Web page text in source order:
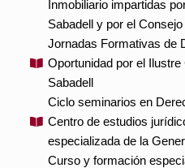
Inmobiliario impartidas
Sabadell y por el
Jornadas Formativas de
Oportunidad por el
Sabadell
Ciclo seminarios en
Centro de estudios
especializada de la
Curso y formación